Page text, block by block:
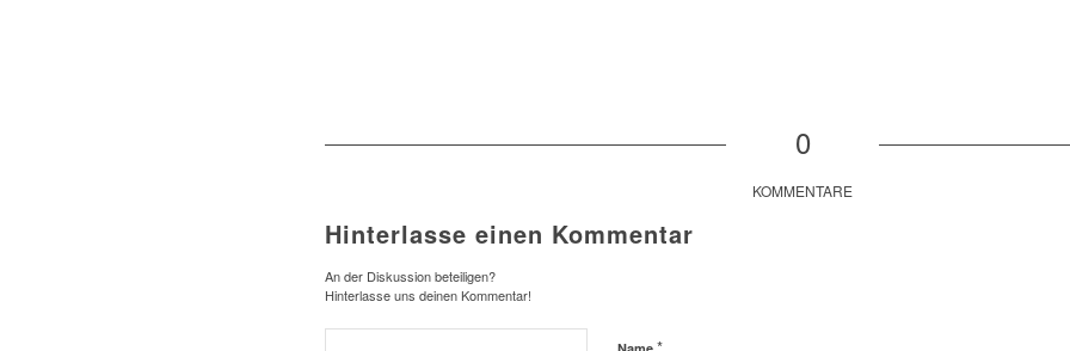
0
KOMMENTARE
Hinterlasse einen Kommentar
An der Diskussion beteiligen?
Hinterlasse uns deinen Kommentar!